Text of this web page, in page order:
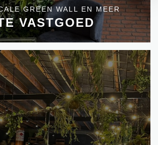
GREEN WALL EN MEER
VASTGOED